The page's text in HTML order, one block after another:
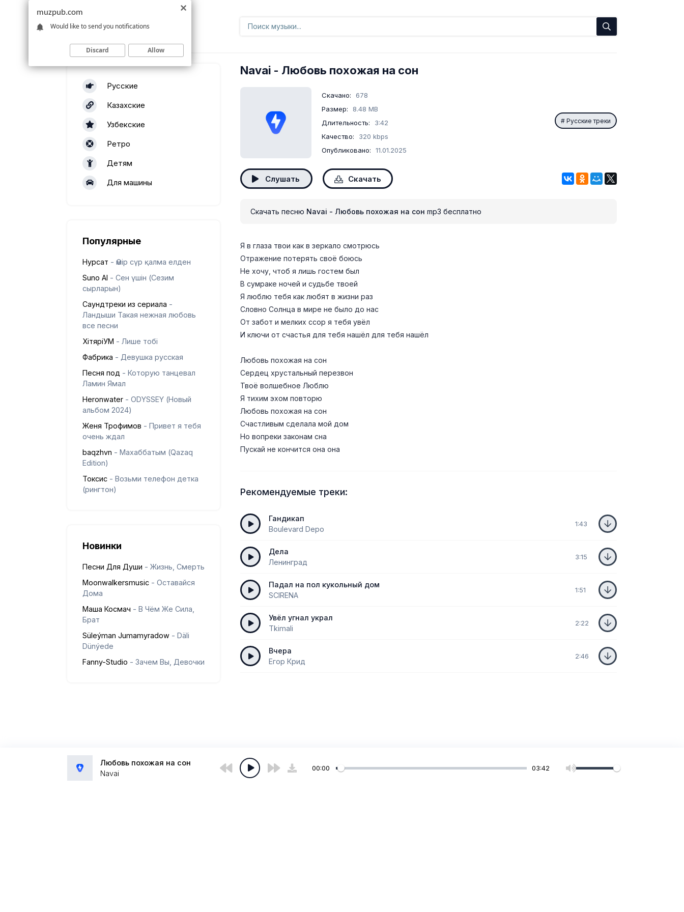
Русские
Казахские
Узбекские
Ретро
Детям
Для машины
Популярные
Нурсат - Өмір сүр қалма елден
Suno AI - Сен үшін (Сезим
сырларын)
Саундтреки из сериала -
Ландыши Такая нежная любовь
все песни
ХітяріУМ - Лише тобі
Фабрика - Девушка русская
Песня под - Которую танцевал
Ламин Ямал
Heronwater - ODYSSEY (Новый
альбом 2024)
Женя Трофимов - Привет я тебя
очень ждал
baqzhvn - Махаббатым (Qazaq
Edition)
Токсис - Возьми телефон детка
(рингтон)
Новинки
Песни Для Души - Жизнь, Смерть
Moonwalkersmusic - Оставайся
Дома
Маша Космач - В Чём Же Сила,
Брат
Süleýman Jumamyradow - Däli
Dünýede
Fanny-Studio - Зачем Вы, Девочки
Navai - Любовь похожая на сон
Скачано:
678
Размер:
8.48 MB
Длительность:
3:42
Качество:
320 kbps
Опубликовано:
11.01.2025
Русские треки
Слушать Скачать
Скачать песню Navai - Любовь похожая на сон mp3 бесплатно
Я в глаза твои как в зеркало смотрюсь
Отражение потерять своё боюсь
Не хочу, чтоб я лишь гостем был
В сумраке ночей и судьбе твоей
Я люблю тебя как любят в жизни раз
Словно Солнца в мире не было до нас
От забот и мелких ссор я тебя увёл
И ключи от счастья для тебя нашёл для тебя нашёл
Любовь похожая на сон
Сердец хрустальный перезвон
Твоё волшебное Люблю
Я тихим эхом повторю
Любовь похожая на сон
Счастливым сделала мой дом
Но вопреки законам сна
Пускай не кончится она она
Рекомендуемые треки:
Гандикап
Boulevard Depo
1:43
Дела
Ленинград
3:15
Падал на пол кукольный дом
SCIRENA
1:51
Увёл угнал украл
Tkimali
2:22
Вчера
Егор Крид
2:46
Любовь похожая на сон
Navai
00:00 03:42
muzpub.com
Would like to send you notifications
Discard Allow